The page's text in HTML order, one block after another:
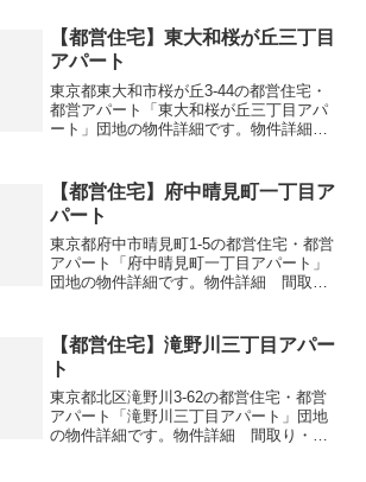
【都営住宅】東大和桜が丘三丁目
アパート
東京都東大和市桜が丘3-44の都営住宅・
都営アパート「東大和桜が丘三丁目アパ
ート」団地の物件詳細です。物件詳細
が丘3-44間取り2DK-4DK広さ・面積55-75
㎡建...
【都営住宅】府中晴見町一丁目ア
パート
東京都府中市晴見町1-5の都営住宅・都営
アパート「府中晴見町一丁目アパート」
団地の物件詳細です。物件詳細 間取
取り3DK広さ・面積63㎡建設年度築年数
1988交通・...
【都営住宅】滝野川三丁目アパー
ト
東京都北区滝野川3-62の都営住宅・都営
アパート「滝野川三丁目アパート」団地
の物件詳細です。物件詳細 間取り・広